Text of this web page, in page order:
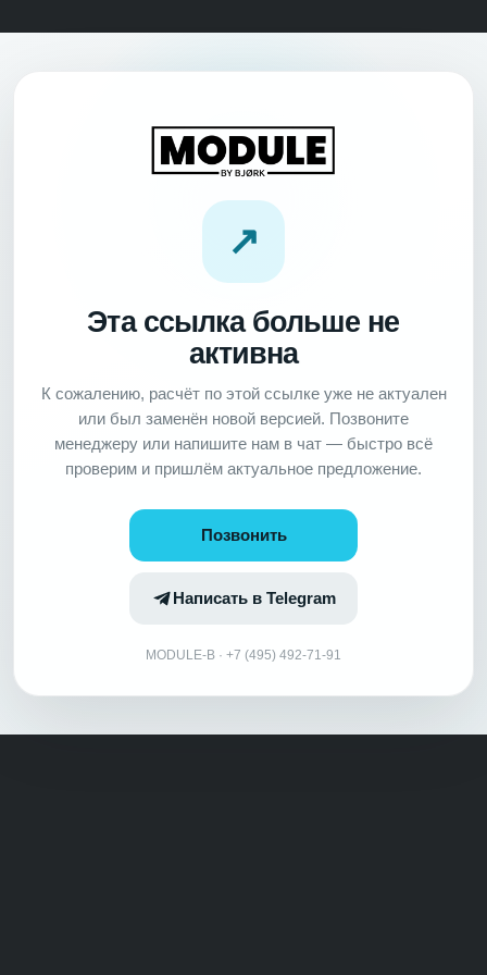
↗
Эта ссылка больше не
активна
К сожалению, расчёт по этой ссылке уже не актуален
или был заменён новой версией. Позвоните
менеджеру или напишите нам в чат — быстро всё
проверим и пришлём актуальное предложение.
Позвонить
Написать в Telegram
MODULE-B · +7 (495) 492-71-91